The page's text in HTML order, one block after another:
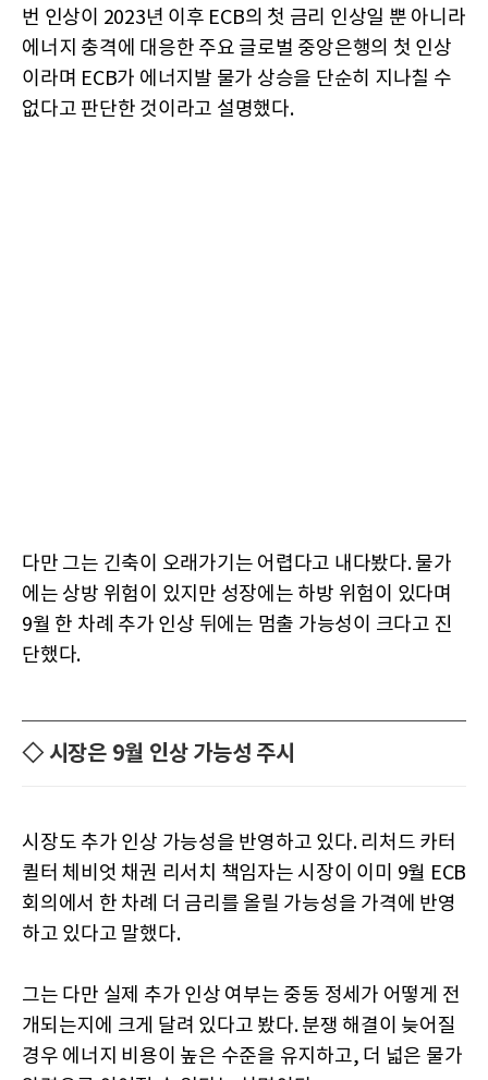
번 인상이 2023년 이후 ECB의 첫 금리 인상일 뿐 아니라
에너지 충격에 대응한 주요 글로벌 중앙은행의 첫 인상
이라며 ECB가 에너지발 물가 상승을 단순히 지나칠 수
없다고 판단한 것이라고 설명했다.
다만 그는 긴축이 오래가기는 어렵다고 내다봤다. 물가
에는 상방 위험이 있지만 성장에는 하방 위험이 있다며
9월 한 차례 추가 인상 뒤에는 멈출 가능성이 크다고 진
단했다.
◇ 시장은 9월 인상 가능성 주시
시장도 추가 인상 가능성을 반영하고 있다. 리처드 카터
퀼터 체비엇 채권 리서치 책임자는 시장이 이미 9월 ECB
회의에서 한 차례 더 금리를 올릴 가능성을 가격에 반영
하고 있다고 말했다.
그는 다만 실제 추가 인상 여부는 중동 정세가 어떻게 전
개되는지에 크게 달려 있다고 봤다. 분쟁 해결이 늦어질
경우 에너지 비용이 높은 수준을 유지하고, 더 넓은 물가